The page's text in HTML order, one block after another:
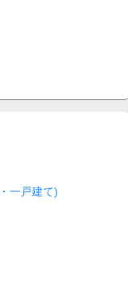
一戸建て)